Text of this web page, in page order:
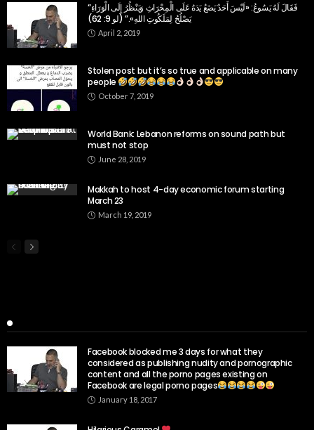
“فَقَالَ لَهُ يَسُوعُ: «لَيْسَ أَحَدٌ يَضَعُ يَدَهُ عَلَى الْمِحْرَاثِ وَيَنْظُرُ إِلَى الْوَرَاءِ
يَصْلُحُ لِمَلَكُوتِ اللهِ».” (لو 9: 62)
April 2, 2019
Stolen post but it’s so true and applicable on many
people
October 7, 2019
World Bank: Lebanon reforms on sound path but
must not stop
June 28, 2019
Makkah to host 4-day economic forum starting
March 23
March 19, 2019
Facebook blocked me 3 days for what they
considered as publishing nudity and pornographic
content and all the porno pages existing on
Facebook are legal porno pages
January 18, 2017